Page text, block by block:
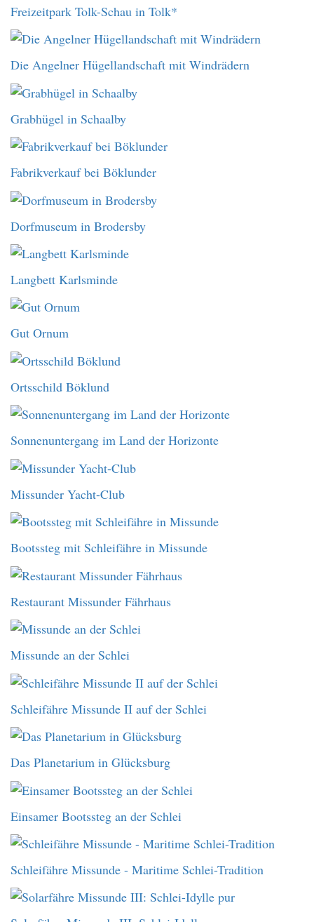
Freizeitpark Tolk-Schau in Tolk*
Die Angelner Hügellandschaft mit Windrädern
Grabhügel in Schaalby
Fabrikverkauf bei Böklunder
Dorfmuseum in Brodersby
Langbett Karlsminde
Gut Ornum
Ortsschild Böklund
Sonnenuntergang im Land der Horizonte
Missunder Yacht-Club
Bootssteg mit Schleifähre in Missunde
Restaurant Missunder Fährhaus
Missunde an der Schlei
Schleifähre Missunde II auf der Schlei
Das Planetarium in Glücksburg
Einsamer Bootssteg an der Schlei
Schleifähre Missunde - Maritime Schlei-Tradition